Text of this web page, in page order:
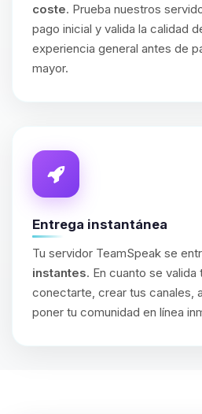
coste. Prueba nuestros
pago inicial y valida la calidad
experiencia general antes de
mayor.
Entrega instantánea
Tu servidor TeamSpeak se
instantes. En cuanto se
conectarte, crear tus canales,
poner tu comunidad en línea